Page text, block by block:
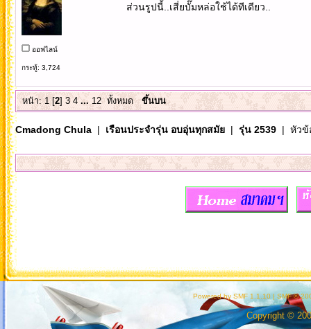
ออฟไลน์
กระทู้: 3,724
ส่วนรูปนี้..เสี่ยบั๊มหล่อใช้ได้ทีเดียว..
หน้า:1[2] 3 4 ... 12 ทั้งหมด ขึ้นบน
Cmadong Chula| เรือนประจำรุ่น อบอุ่นทุกสมัย| รุ่น 2539| หัวข้
Powered by SMF 1.1.10 | SMF ©
Copyright ©